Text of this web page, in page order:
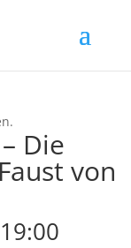
Die
von